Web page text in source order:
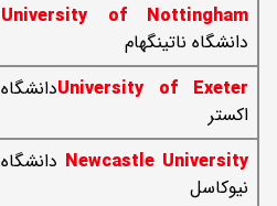
University of Nottingham
دانشگاه ناتینگهام
University of Exeterدانشگاه
اکستر
Newcastle University دانشگاه
نیوکاسل